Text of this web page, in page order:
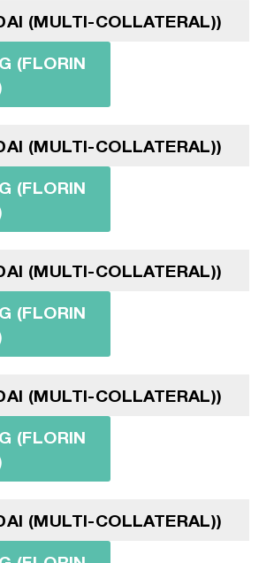
(MULTI-COLLATERAL))
(FLORIN
(MULTI-COLLATERAL))
(FLORIN
(MULTI-COLLATERAL))
(FLORIN
(MULTI-COLLATERAL))
(FLORIN
(MULTI-COLLATERAL))